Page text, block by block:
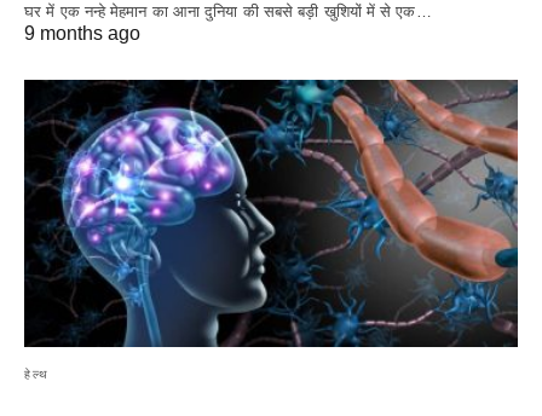
घर में एक नन्हे मेहमान का आना दुनिया की सबसे बड़ी खुशियों में से एक…
9 months ago
हेल्थ